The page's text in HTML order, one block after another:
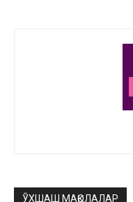
ЎХШАШ МАҚОЛАЛАР